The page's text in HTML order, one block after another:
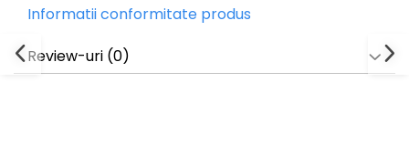
Informatii conformitate produs
Review-uri (0)